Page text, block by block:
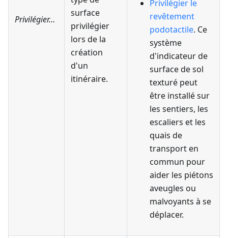
Privilégier…
surface
privilégier
lors de la
création
d'un
itinéraire.
Privilégier le
revêtement
podotactile. Ce
système
d'indicateur de
surface de sol
texturé peut
être installé sur
les sentiers, les
escaliers et les
quais de
transport en
commun pour
aider les piétons
aveugles ou
malvoyants à se
déplacer.